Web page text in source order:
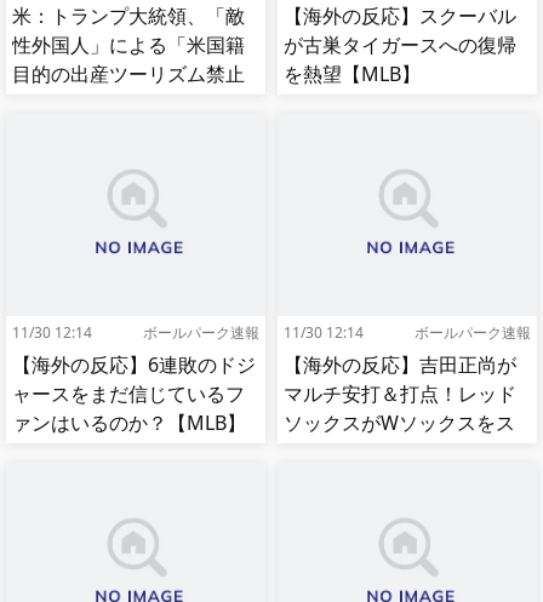
米：トランプ大統領、「敵
性外国人」による「米国籍
目的の出産ツーリズム禁止
【海外の反応】スクーバル
が古巣タイガースへの復帰
を熱望【MLB】
11/30 12:14 ボールパーク速報
【海外の反応】6連敗のドジ
ャースをまだ信じているフ
ァンはいるのか？【MLB】
11/30 12:14 ボールパーク速報
【海外の反応】吉田正尚が
マルチ安打＆打点！レッド
ソックスがWソックスをス